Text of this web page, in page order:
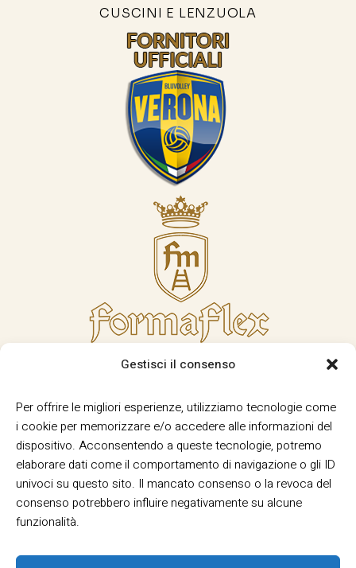
Gestisci il consenso
Per offrire le migliori esperienze, utilizziamo tecnologie come
i cookie per memorizzare e/o accedere alle informazioni del
dispositivo. Acconsentendo a queste tecnologie, potremo
elaborare dati come il comportamento di navigazione o gli ID
univoci su questo sito. Il mancato consenso o la revoca del
consenso potrebbero influire negativamente su alcune
funzionalità.
CUSCINI E LENZUOLA